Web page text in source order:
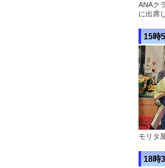
ANAク
に出席
15時
モリタ
18時